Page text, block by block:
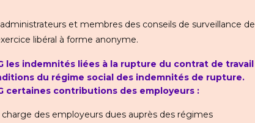
et membres des conseils de surveillance de
libéral à forme anonyme.
les indemnités liées à la rupture du contrat de travail
du régime social des indemnités de rupture.
certaines contributions des employeurs :
charge des employeurs dues auprès des régimes